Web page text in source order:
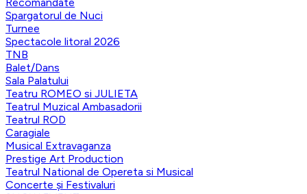
Spargatorul de Nuci
Turnee
Spectacole litoral 2026
TNB
Balet/Dans
Sala Palatului
Teatru ROMEO si JULIETA
Teatrul Muzical Ambasadorii
Teatrul ROD
Caragiale
Musical Extravaganza
Prestige Art Production
Teatrul National de Opereta si Musical
Concerte și Festivaluri